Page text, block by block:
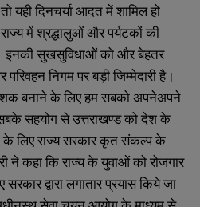
यही दिनचर्या आदत में शामिल हो
में श्रद्धालुओं और पर्यटकों की
इनकी सुखसुविधाओं को और बेहतर
निगम पर बड़ी जिम्मेदारी है।
बनाने के लिए हम सबको अपनेअपने
सहयोग से उत्तराखण्ड को देश के
के लिए राज्य सरकार कृत संकल्प के
ने कहा कि राज्य के युवाओं को रोजगार
द्वारा लगातार प्रयास किये जा